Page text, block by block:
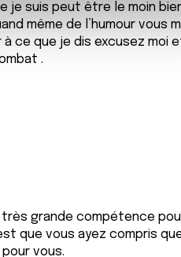
ci avec d'autres informations
je suis peut être le moin
même de l’humour vous
ce que je dis excusez moi
.
grande compétence
que vous ayez compris
vous.